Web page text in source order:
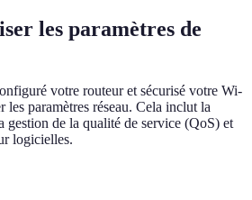
les paramètres de
votre routeur et sécurisé votre Wi-
les paramètres réseau. Cela inclut la
de la qualité de service (QoS) et
logicielles.